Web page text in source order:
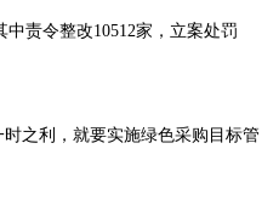
责令整改10512家，立案处罚
之利，就要实施绿色采购目标管